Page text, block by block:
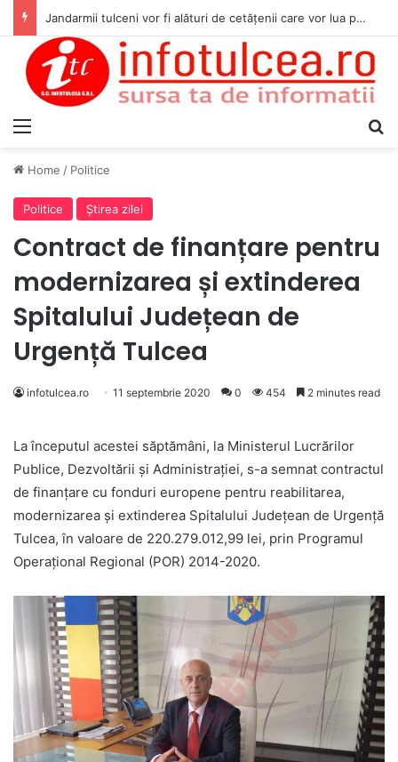
Jandarmii tulceni vor fi alături de cetățenii care vor lua parte la Festivalul Folk Țestos
Home / Politice
Politice Ştirea zilei
Contract de finanțare pentru
modernizarea și extinderea
Spitalului Județean de
Urgență Tulcea
infotulcea.ro 11 septembrie 2020 0 454 2 minutes read
La începutul acestei săptămâni, la Ministerul Lucrărilor
Publice, Dezvoltării și Administrației, s-a semnat contractul
de finanțare cu fonduri europene pentru reabilitarea,
modernizarea și extinderea Spitalului Județean de Urgență
Tulcea, în valoare de 220.279.012,99 lei, prin Programul
Operațional Regional (POR) 2014-2020.